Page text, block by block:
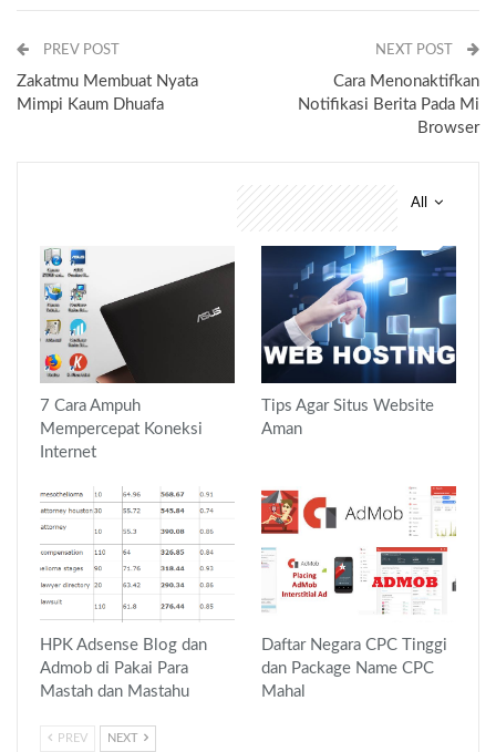
PREV POST
Zakatmu Membuat Nyata
Mimpi Kaum Dhuafa
NEXT POST
Cara Menonaktifkan
Notifikasi Berita Pada Mi
Browser
All
7 Cara Ampuh
Mempercepat Koneksi
Internet
Tips Agar Situs Website
Aman
HPK Adsense Blog dan
Admob di Pakai Para
Mastah dan Mastahu
Daftar Negara CPC Tinggi
dan Package Name CPC
Mahal
PREV NEXT